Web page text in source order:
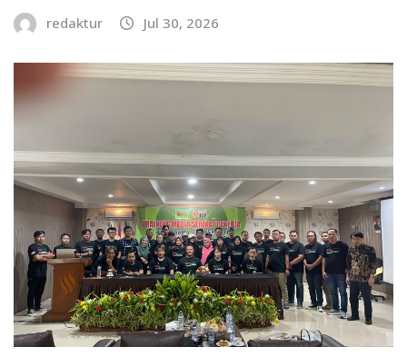
redaktur Jul 30, 2026